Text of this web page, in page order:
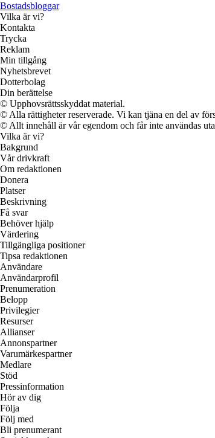
Bostadsbloggar
Vilka är vi?
Kontakta
Trycka
Reklam
Min tillgång
Nyhetsbrevet
Dotterbolag
Din berättelse
© Upphovsrättsskyddat material.
© Alla rättigheter reserverade. Vi kan tjäna en del av
© Allt innehåll är vår egendom och får inte användas
Vilka är vi?
Bakgrund
Vår drivkraft
Om redaktionen
Donera
Platser
Beskrivning
Få svar
Behöver hjälp
Värdering
Tillgängliga positioner
Tipsa redaktionen
Användare
Användarprofil
Prenumeration
Belopp
Privilegier
Resurser
Allianser
Annonspartner
Varumärkespartner
Medlare
Stöd
Pressinformation
Hör av dig
Följa
Följ med
Bli prenumerant